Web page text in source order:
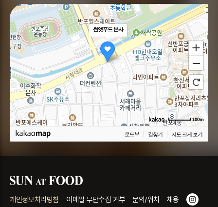
썬앳푸드 본사
100m
로드뷰 길찾기 지도 크게 보기
개인정보처리방침 이메일 무단수집 거부 문의/위치 채용